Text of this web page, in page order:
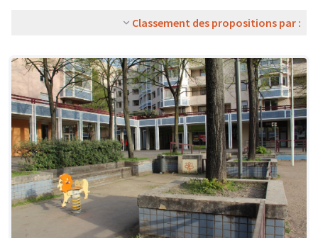
Classement des propositions par :